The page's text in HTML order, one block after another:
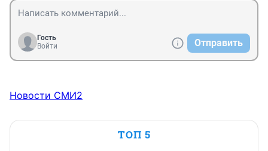
Гость
Войти
Отправить
Новости СМИ2
ТОП 5